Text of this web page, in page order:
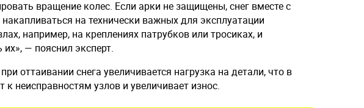
вращение колес. Если арки не защищены, снег вместе с
на технически важных для эксплуатации
например, на креплениях патрубков или тросиках, и
— пояснил эксперт.
оттаивании снега увеличивается нагрузка на детали, что в
к неисправностям узлов и увеличивает износ.